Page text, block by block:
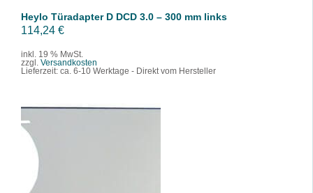
Heylo Türadapter D DCD 3.0 – 300 mm links
114,24 €
inkl. 19 % MwSt.
zzgl. Versandkosten
Lieferzeit: ca. 6-10 Werktage - Direkt vom Hersteller